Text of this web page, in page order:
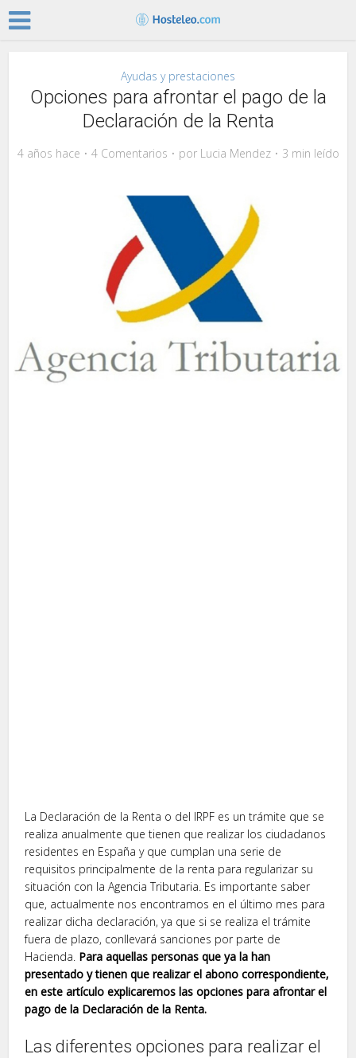
Ayudas y prestaciones
Opciones para afrontar el pago de la
Declaración de la Renta
4 años hace 4 Comentarios por Lucia Mendez 3 min leído
La Declaración de la Renta o del IRPF es un trámite que se
realiza anualmente que tienen que realizar los ciudadanos
residentes en España y que cumplan una serie de
requisitos principalmente de la renta para regularizar su
situación con la Agencia Tributaria. Es importante saber
que, actualmente nos encontramos en el último mes para
realizar dicha declaración, ya que si se realiza el trámite
fuera de plazo, conllevará sanciones por parte de
Hacienda. Para aquellas personas que ya la han
presentado y tienen que realizar el abono correspondiente,
en este artículo explicaremos las opciones para afrontar el
pago de la Declaración de la Renta.
Las diferentes opciones para realizar el